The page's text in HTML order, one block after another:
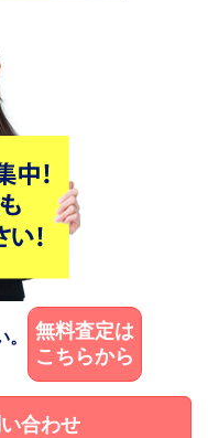
無料査定は
こちらから
合わせ